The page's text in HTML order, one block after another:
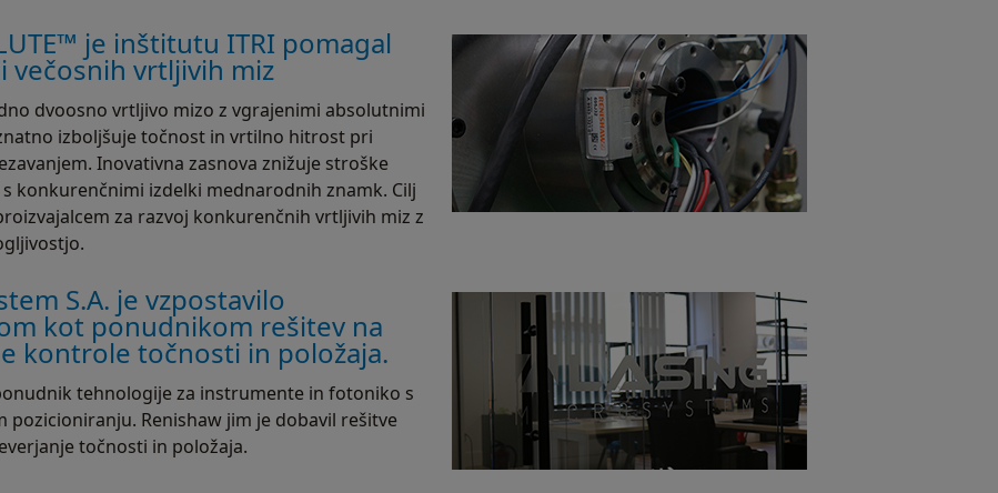
je inštitutu ITRI pomagal
večosnih vrtljivih miz
dvoosno vrtljivo mizo z vgrajenimi absolutnimi
izboljšuje točnost in vrtilno hitrost pri
Inovativna zasnova znižuje stroške
konkurenčnimi izdelki mednarodnih znamk. Cilj
za razvoj konkurenčnih vrtljivih miz z
S.A. je vzpostavilo
kot ponudnikom rešitev na
kontrole točnosti in položaja.
tehnologije za instrumente in fotoniko s
Renishaw jim je dobavil rešitve
točnosti in položaja.